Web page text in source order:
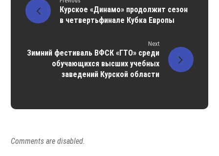
Курское «Динамо» продолжит сезон
в четвертьфинале Кубка Европы
Next
Зимний фестиваль ВФСК «ГТО» среди
обучающихся высших учебных
заведений Курской области
Comments are disabled.